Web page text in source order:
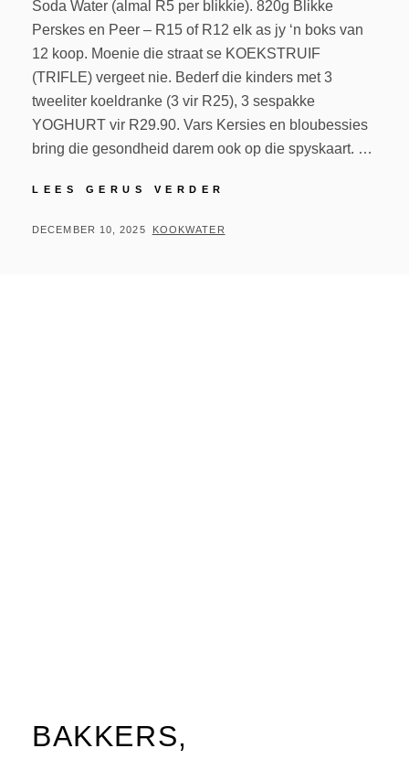
Soda Water (almal R5 per blikkie). 820g Blikke
Perskes en Peer – R15 of R12 elk as jy ‘n boks van
12 koop. Moenie die straat se KOEKSTRUIF
(TRIFLE) vergeet nie. Bederf die kinders met 3
tweeliter koeldranke (3 vir R25), 3 sespakke
YOGHURT vir R29.90. Vars Kersies en bloubessies
bring die gesondheid darem ook op die spyskaart. …
LEES GERUS VERDER
DECEMBER 10, 2025 KOOKWATER
BAKKERS,